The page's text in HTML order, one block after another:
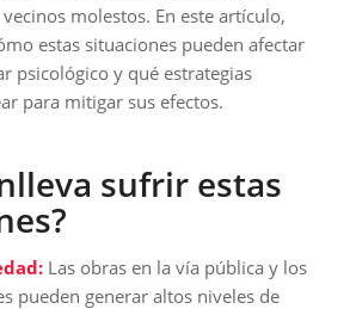
molestos. En este artículo,
estas situaciones pueden afectar
psicológico y qué estrategias
para mitigar sus efectos.
sufrir estas
Las obras en la vía pública y los
pueden generar altos niveles de